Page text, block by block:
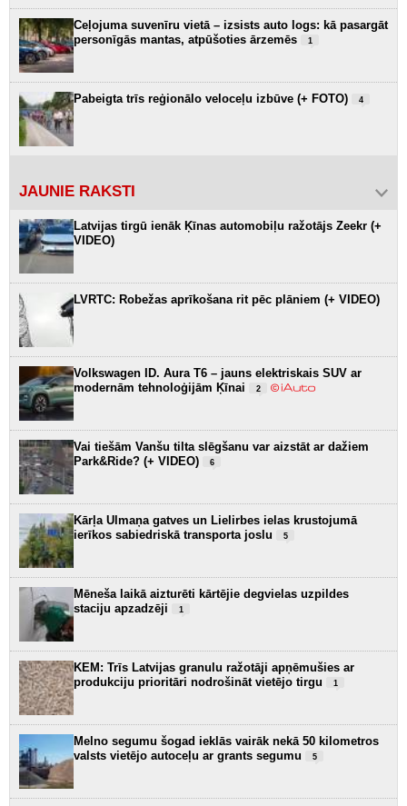
Ceļojuma suvenīru vietā – izsists auto logs: kā pasargāt
personīgās mantas, atpūšoties ārzemēs
1
Pabeigta trīs reģionālo veloceļu izbūve (+ FOTO) 4
JAUNIE RAKSTI
Latvijas tirgū ienāk Ķīnas automobiļu ražotājs Zeekr (+
VIDEO)
LVRTC: Robežas aprīkošana rit pēc plāniem (+ VIDEO)
Volkswagen ID. Aura T6 – jauns elektriskais SUV ar
modernām tehnoloģijām Ķīnai
2
Vai tiešām Vanšu tilta slēgšanu var aizstāt ar dažiem
Park&Ride? (+ VIDEO)
6
Kārļa Ulmaņa gatves un Lielirbes ielas krustojumā
ierīkos sabiedriskā transporta joslu
5
Mēneša laikā aizturēti kārtējie degvielas uzpildes
staciju apzadzēji
1
KEM: Trīs Latvijas granulu ražotāji apņēmušies ar
produkciju prioritāri nodrošināt vietējo tirgu
1
Melno segumu šogad ieklās vairāk nekā 50 kilometros
valsts vietējo autoceļu ar grants segumu
5